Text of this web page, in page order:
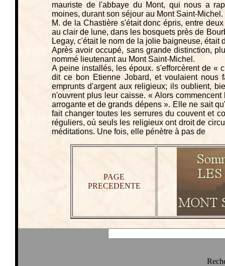
mauriste de l'abbaye du Mont, qui nous a
moines, durant son séjour au Mont Saint-Michel.
M. de la Chastière s'était donc épris, entre
au clair de lune, dans les bosquets près de
Legay, c'était le nom de la jolie baigneuse,
Après avoir occupé, sans grande distinction,
nommé lieutenant au Mont Saint-Michel.
A peine installés, les époux. s'efforcèrent de «
dit ce bon Etienne Jobard, et voulaient nous
emprunts d'argent aux religieux; ils oublient,
n'ouvrent plus leur caisse. « Alors
arrogante et de grands dépens ». Elle ne sait
fait changer toutes les serrures du couvent et
réguliers, où seuls les religieux ont droit de
méditations. Une fois, elle pénètre à pas de
PAGE
PRECEDENTE